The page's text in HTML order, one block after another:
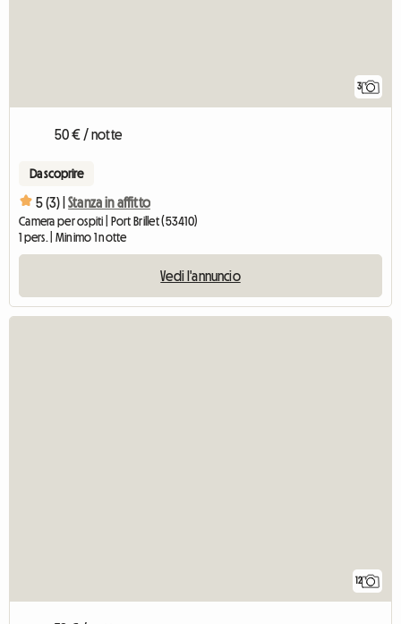
3
50 € / notte
Da scoprire
5 (3) | Stanza in affitto
Camera per ospiti | Port Brillet (53410)
1 pers. | Minimo 1 notte
Vedi l'annuncio
12